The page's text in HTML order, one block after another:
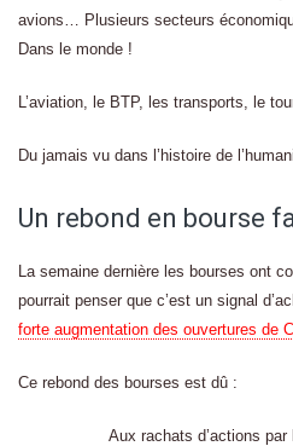
avions… Plusieurs secteurs
Dans le monde !
L’aviation, le BTP, les transports, le
Du jamais vu dans l’histoire de
Un rebond en bourse
La semaine dernière les bourses ont
pourrait penser que c’est un signal
forte augmentation des ouvertures de
Ce rebond des bourses est dû :
Aux rachats d’actions